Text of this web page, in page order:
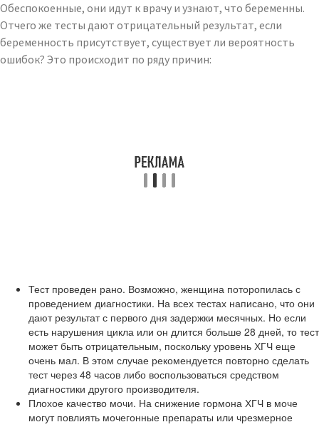
Обеспокоенные, они идут к врачу и узнают, что беременны.
Отчего же тесты дают отрицательный результат, если
беременность присутствует, существует ли вероятность
ошибок? Это происходит по ряду причин:
Тест проведен рано. Возможно, женщина поторопилась с
проведением диагностики. На всех тестах написано, что они
дают результат с первого дня задержки месячных. Но если
есть нарушения цикла или он длится больше 28 дней, то тест
может быть отрицательным, поскольку уровень ХГЧ еще
очень мал. В этом случае рекомендуется повторно сделать
тест через 48 часов либо воспользоваться средством
диагностики другого производителя.
Плохое качество мочи. На снижение гормона ХГЧ в моче
могут повлиять мочегонные препараты или чрезмерное